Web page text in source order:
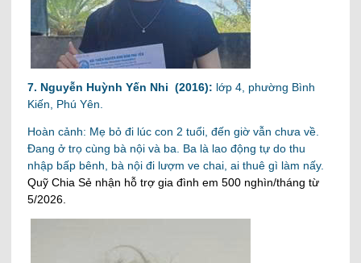
7. Nguyễn Huỳnh Yến Nhi (2016): lớp 4, phường Bình
Kiến, Phú Yên.
Hoàn cảnh: Mẹ bỏ đi lúc con 2 tuổi, đến giờ vẫn chưa về.
Đang ở trọ cùng bà nội và ba. Ba là lao động tự do thu
nhập bấp bênh, bà nội đi lượm ve chai, ai thuê gì làm nấy.
Quỹ Chia Sẻ nhận hỗ trợ gia đình em 500 nghìn/tháng từ
5/2026.